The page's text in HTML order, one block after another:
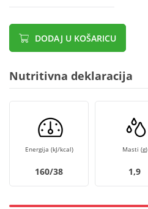
DODAJ U KOŠARICU
Nutritivna deklaracija
Energija (kJ/kcal)
160/38
Masti (g)
1,9